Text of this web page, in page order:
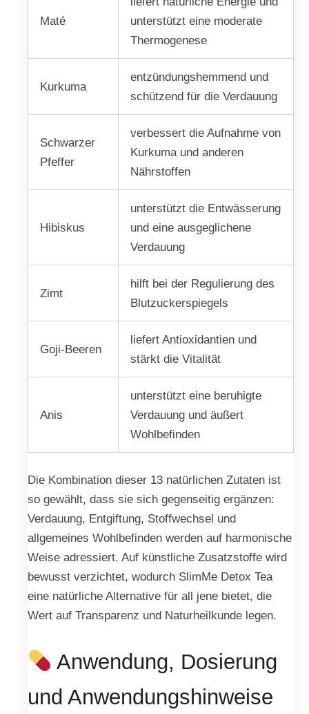
Maté
unterstützt eine moderate
Thermogenese
Kurkuma
entzündungshemmend und
schützend für die Verdauung
Schwarzer
Pfeffer
verbessert die Aufnahme von
Kurkuma und anderen
Nährstoffen
Hibiskus
unterstützt die Entwässerung
und eine ausgeglichene
Verdauung
Zimt
hilft bei der Regulierung des
Blutzuckerspiegels
Goji-Beeren
liefert Antioxidantien und
stärkt die Vitalität
Anis
unterstützt eine beruhigte
Verdauung und äußert
Wohlbefinden
Die Kombination dieser 13 natürlichen Zutaten ist
so gewählt, dass sie sich gegenseitig ergänzen:
Verdauung, Entgiftung, Stoffwechsel und
allgemeines Wohlbefinden werden auf harmonische
Weise adressiert. Auf künstliche Zusatzstoffe wird
bewusst verzichtet, wodurch SlimMe Detox Tea
eine natürliche Alternative für all jene bietet, die
Wert auf Transparenz und Naturheilkunde legen.
Anwendung, Dosierung
und Anwendungshinweise